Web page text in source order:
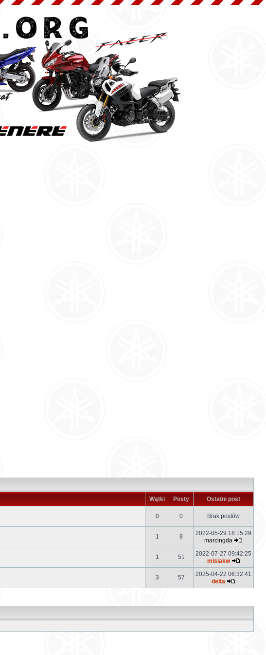
Wątki Posty Ostatni post
0 0 Brak postów
1 8
2022-05-29 18:15:29
marcingda
1 51
2022-07-27 09:42:25
misiakw
3 57
2025-04-22 06:32:41
delta